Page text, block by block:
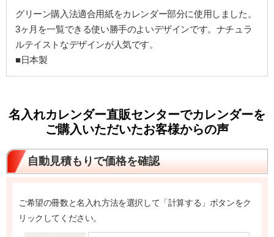
グリーン購入法適合用紙をカレンダー部分に使用しました。
3ヶ月を一覧できる使い勝手のよいデザインです。ナチュラ
ルテイストなデザインが人気です。
■日本製
名入れカレンダー直販センターでカレンダーを
ご購入いただいたお客様からの声
自動見積もりで価格を確認
ご希望の冊数と名入れ方法を選択して「計算する」ボタンをク
リックしてください。